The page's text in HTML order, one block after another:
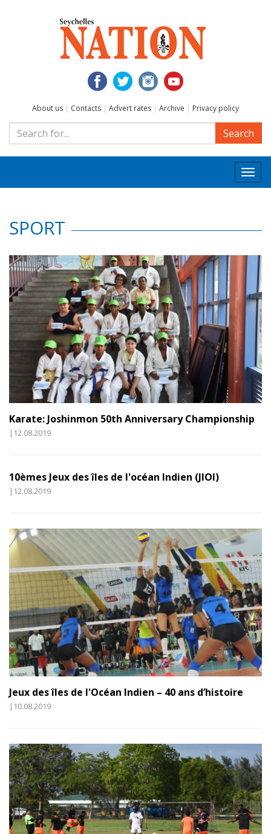
About us | Contacts | Advert rates | Archive | Privacy policy
Search
SPORT
Karate: Joshinmon 50th Anniversary Championship
|12.08.2019
10èmes Jeux des îles de l'océan Indien (JIOI)
|12.08.2019
Jeux des îles de l'Océan Indien – 40 ans d’histoire
|10.08.2019